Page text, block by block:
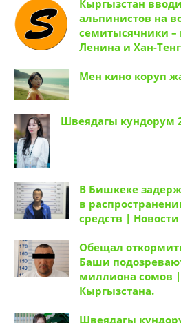
Кыргызстан
альпинистов на
семитысячники –
Ленина и Хан-
В Бишкеке
в
средств |
Обещал
Баши
миллиона сомов |
Кыргызстана.